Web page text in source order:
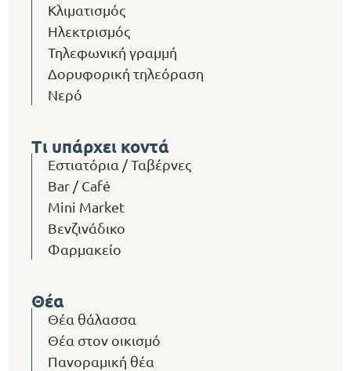
Κλιματισμός
Ηλεκτρισμός
Τηλεφωνική γραμμή
Δορυφορική τηλεόραση
Νερό
Τι υπάρχει κοντά
Εστιατόρια / Ταβέρνες
Bar / Café
Mini Market
Βενζινάδικο
Φαρμακείο
Θέα
Θέα θάλασσα
Θέα στον οικισμό
Πανοραμική θέα